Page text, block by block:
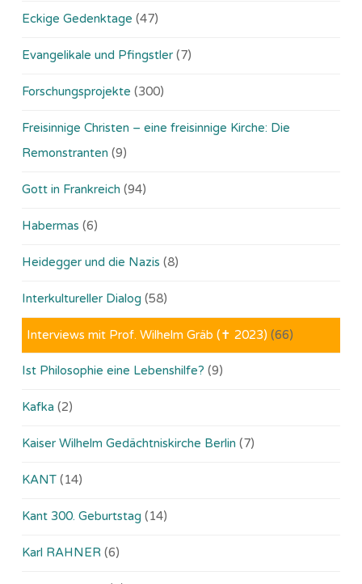
Eckige Gedenktage (47)
Evangelikale und Pfingstler (7)
Forschungsprojekte (300)
Freisinnige Christen – eine freisinnige Kirche: Die
Remonstranten (9)
Gott in Frankreich (94)
Habermas (6)
Heidegger und die Nazis (8)
Interkultureller Dialog (58)
Interviews mit Prof. Wilhelm Gräb (✝ 2023) (66)
Ist Philosophie eine Lebenshilfe? (9)
Kafka (2)
Kaiser Wilhelm Gedächtniskirche Berlin (7)
KANT (14)
Kant 300. Geburtstag (14)
Karl RAHNER (6)